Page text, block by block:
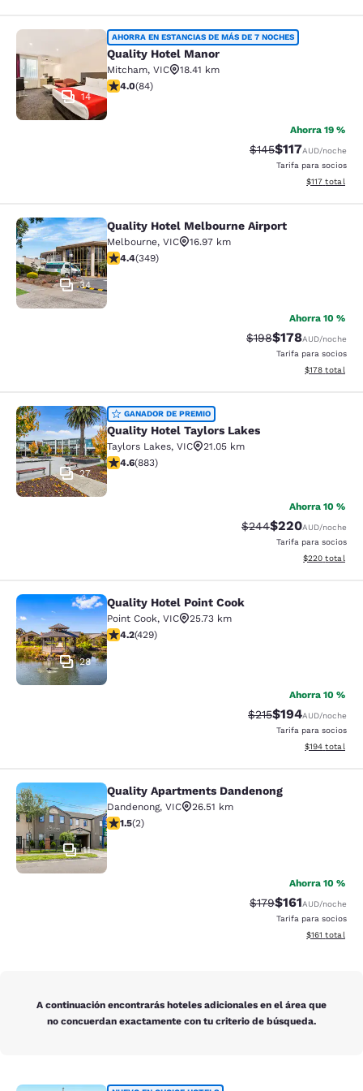
Quality Hotel Manor
14
AHORRA EN ESTANCIAS DE MÁS DE 7 NOCHES
Quality Hotel Manor
Mitcham, VIC
18.41 km
Calificación de 3.95 estrellas. Bueno. 84 reseñas
4.0(84)
Ahorra 19 %
Tarifa tachada:
$145Tarifa reducida:
$117AUD/noche
Tarifa para socios
Ver detalles
$117 total
Quality Hotel Melbourne Airport
34
Quality Hotel Melbourne Airport
Melbourne, VIC
16.97 km
Calificación de 4.43 estrellas. Excelente. 349 reseñas
4.4(349)
Ahorra 10 %
Tarifa tachada:
$198Tarifa reducida:
$178AUD/noche
Tarifa para socios
Ver detalles
$178 total
Quality Hotel Taylors Lakes
27
GANADOR DE PREMIO
Quality Hotel Taylors Lakes
Taylors Lakes, VIC
21.05 km
Calificación de 4.61 estrellas. Excepcional. 883
4.6(883)
Ahorra 10 %
Tarifa tachada:
$244Tarifa reducida:
$220AUD/noche
Tarifa para socios
Ver detalles
$220 total
Quality Hotel Point Cook
28
Quality Hotel Point Cook
Point Cook, VIC
25.73 km
Calificación de 4.19 estrellas. Muy bueno. 429 reseñas
4.2(429)
Ahorra 10 %
Tarifa tachada:
$215Tarifa reducida:
$194AUD/noche
Tarifa para socios
Ver detalles
$194 total
Quality Apartments Dandenong
11
Quality Apartments Dandenong
Dandenong, VIC
26.51 km
Calificación de 1.5 estrellas. Razonable. 2 reseñas
1.5(2)
Ahorra 10 %
Tarifa tachada:
$179Tarifa reducida:
$161AUD/noche
Tarifa para socios
Ver detalles
$161 total
A continuación encontrarás hoteles adicionales en el área que
no concuerdan exactamente con tu criterio de búsqueda.